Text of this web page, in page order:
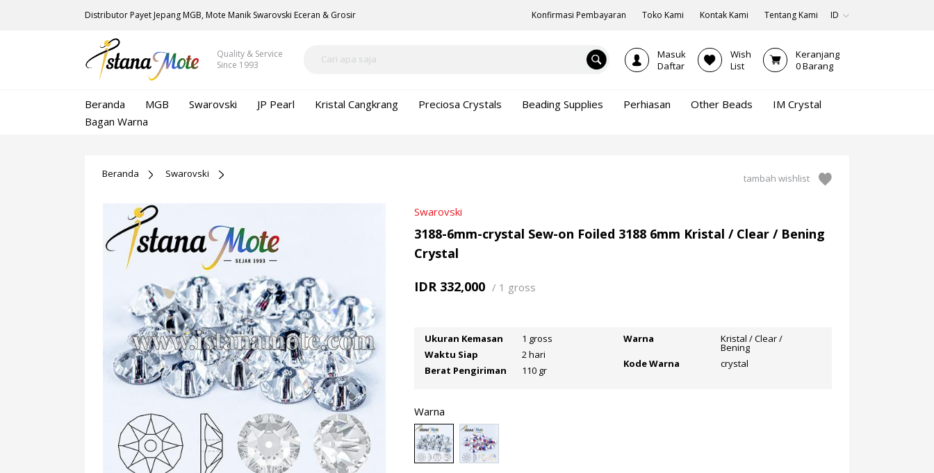
Distributor Payet Jepang MGB, Mote Manik Swarovski Eceran & Grosir Konfirmasi Pembayaran Toko Kami Kontak Kami Tentang Kami ID
Quality & Service
Since 1993
Masuk
Daftar
Wish
List
Keranjang
0Barang
Beranda MGB Swarovski JP Pearl Kristal Cangkrang Preciosa Crystals Beading Supplies Perhiasan Other Beads
IM Crystal
Bagan Warna
Beranda Swarovski tambah wishlist
Swarovski
3188-6mm-crystal Sew-on Foiled 3188 6mm Kristal / Clear / Bening
Crystal
IDR 332,000 / 1 gross
Ukuran Kemasan
1 gross
Waktu Siap
2 hari
Berat Pengiriman
110 gr
Warna Kristal / Clear /
Bening
Kode Warna
crystal
Warna